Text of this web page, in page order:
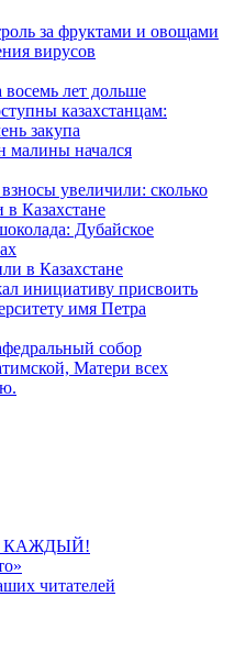
за фруктами и овощами
вирусов
лет дольше
казахстанцам:
закупа
малины начался
увеличили: сколько
в Казахстане
Дубайское
в Казахстане
инициативу присвоить
имя Петра
собор
Матери всех
КАЖДЫЙ!
читателей